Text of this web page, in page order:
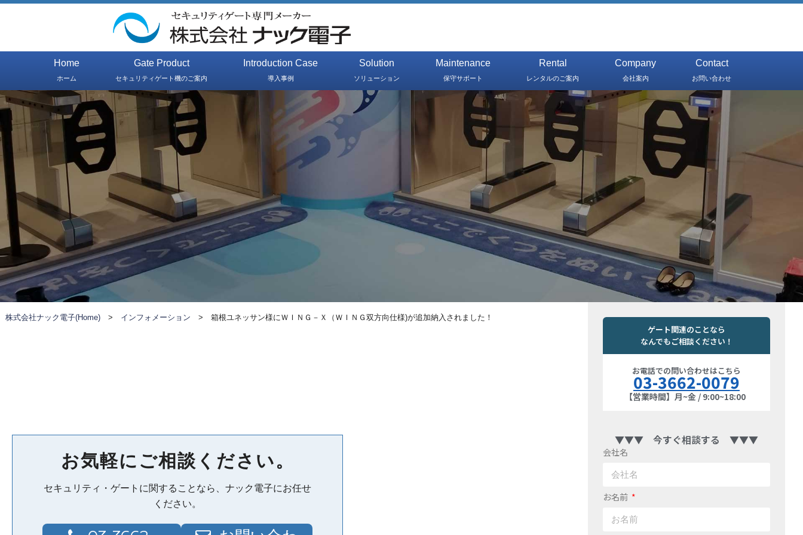
Home
ホーム
Gate Product
セキュリティゲート機のご案内
Introduction Case
導入事例
Solution
ソリューション
Maintenance
保守サポート
Rental
レンタルのご案内
Company
会社案内
Contact
お問い合わせ
株式会社ナック電子(Home) > インフォメーション >箱根ユネッサン様にＷＩＮＧ－Ｘ（ＷＩＮＧ双方向仕様)が追加納入されました！
お気軽にご相談ください。
セキュリティ・ゲートに関することなら、ナック電子にお任せ
ください。
ゲート関連のことなら
なんでもご相談ください！
お電話での問い合わせはこちら
03-3662-0079
【営業時間】月~金 / 9:00~18:00
▼▼▼ 今すぐ相談する ▼▼▼
会社名
お名前